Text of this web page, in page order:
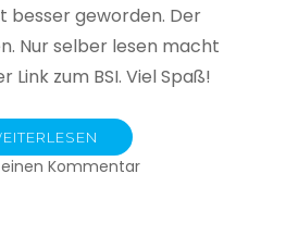
besser geworden. Der
Nur selber lesen macht
Link zum BSI. Viel Spaß!
Kommentarzu